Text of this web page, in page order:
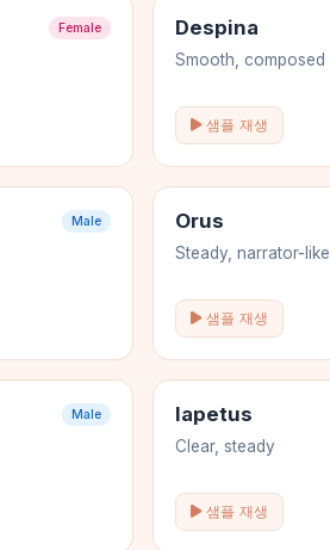
Female Despina
Smooth, composed
샘플 재생
Male Orus
Steady, narrator-like
샘플 재생
Male Iapetus
Clear, steady
샘플 재생